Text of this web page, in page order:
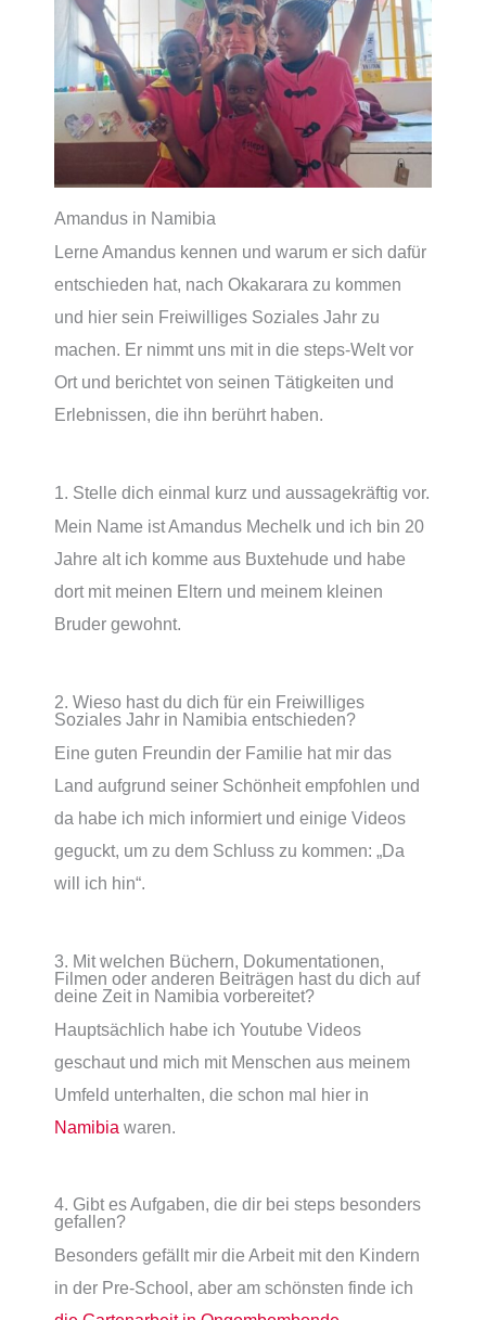
Amandus in Namibia
Lerne Amandus kennen und warum er sich dafür
entschieden hat, nach Okakarara zu kommen
und hier sein Freiwilliges Soziales Jahr zu
machen. Er nimmt uns mit in die steps-Welt vor
Ort und berichtet von seinen Tätigkeiten und
Erlebnissen, die ihn berührt haben.
1. Stelle dich einmal kurz und aussagekräftig vor.
Mein Name ist Amandus Mechelk und ich bin 20
Jahre alt ich komme aus Buxtehude und habe
dort mit meinen Eltern und meinem kleinen
Bruder gewohnt.
2. Wieso hast du dich für ein Freiwilliges
Soziales Jahr in Namibia entschieden?
Eine guten Freundin der Familie hat mir das
Land aufgrund seiner Schönheit empfohlen und
da habe ich mich informiert und einige Videos
geguckt, um zu dem Schluss zu kommen: „Da
will ich hin“.
3. Mit welchen Büchern, Dokumentationen,
Filmen oder anderen Beiträgen hast du dich auf
deine Zeit in Namibia vorbereitet?
Hauptsächlich habe ich Youtube Videos
geschaut und mich mit Menschen aus meinem
Umfeld unterhalten, die schon mal hier in
Namibia waren.
4. Gibt es Aufgaben, die dir bei steps besonders
gefallen?
Besonders gefällt mir die Arbeit mit den Kindern
in der Pre-School, aber am schönsten finde ich